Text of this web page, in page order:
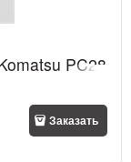
PC28
Заказать